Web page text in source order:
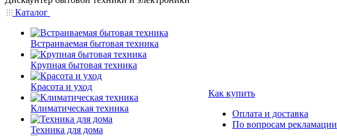
Каталог
Встраиваемая бытовая техника
Крупная бытовая техника
Красота и уход
Климатическая техника
Техника для дома
Как купить
Оплата и доставка
По вопросам рекламации